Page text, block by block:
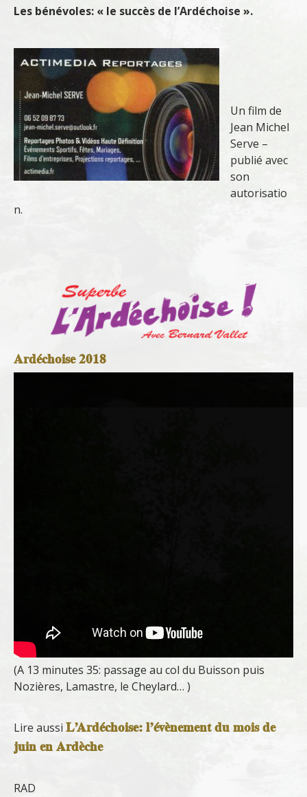
Les bénévoles: « le succès de l’Ardéchoise ».
Un film de
Jean Michel
Serve –
publié avec
son
autorisatio
n.
Ardéchoise 2018
(A 13 minutes 35: passage au col du Buisson puis
Nozières, Lamastre, le Cheylard… )
Lire aussi L’Ardéchoise: l’évènement du mois de
juin en Ardèche
RAD